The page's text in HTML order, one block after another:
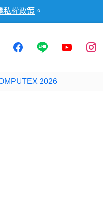
私權政策 。
2026